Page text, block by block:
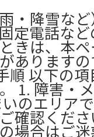
・降雪な
定電話な
きは、本
あります
順 以下の項
1. 障害・
のエリア
確認くだ
場合はご